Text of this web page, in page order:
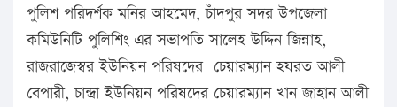
পুলিশ পরিদর্শক মনির আহমেদ, চাঁদপুর সদর উপজেলা
কমিউনিটি পুলিশিং এর সভাপতি সালেহ উদ্দিন জিন্নাহ,
রাজরাজেস্বর ইউনিয়ন পরিষদের চেয়ারম্যান হযরত আলী
বেপারী, চান্দ্রা ইউনিয়ন পরিষদের চেয়ারম্যান খান জাহান আলী